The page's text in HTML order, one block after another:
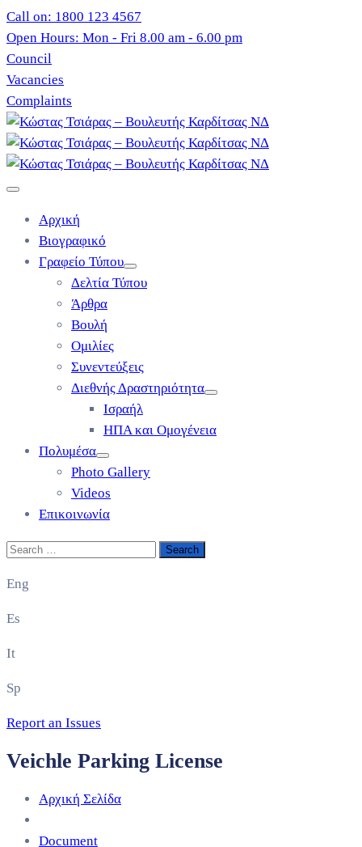
Call on: 1800 123 4567
Open Hours: Mon - Fri 8.00 am - 6.00 pm
Council
Vacancies
Complaints
Αρχική
Βιογραφικό
Γραφείο Τύπου
Δελτία Τύπου
Άρθρα
Βουλή
Ομιλίες
Συνεντεύξεις
Διεθνής Δραστηριότητα
Ισραήλ
ΗΠΑ και Ομογένεια
Πολυμέσα
Photo Gallery
Videos
Επικοινωνία
Eng
Es
It
Sp
Report an Issues
Veichle Parking License
Αρχική Σελίδα
Document